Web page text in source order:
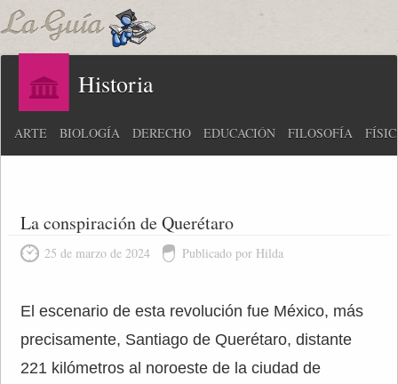
Historia
ARTE BIOLOGÍA DERECHO EDUCACIÓN FILOSOFÍA
La conspiración de Querétaro
25 de marzo de 2024 Publicado por Hilda
El escenario de esta revolución fue México, más
precisamente, Santiago de Querétaro, distante
221 kilómetros al noroeste de la ciudad de